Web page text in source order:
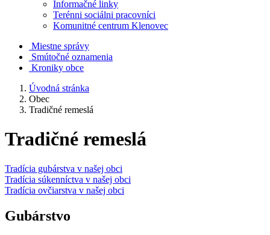
Informačné linky
Terénni sociálni pracovníci
Komunitné centrum Klenovec
Miestne správy
Smútočné oznamenia
Kroniky obce
Úvodná stránka
Obec
Tradičné remeslá
Tradičné remeslá
Tradícia gubárstva v našej obci
Tradícia súkenníctva v našej obci
Tradícia ovčiarstva v našej obci
Gubárstvo